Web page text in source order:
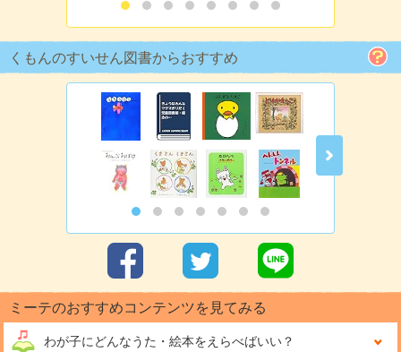
くもんのすいせん図書からおすすめ
ミーテのおすすめコンテンツを見てみる
わが子にどんなうた・絵本をえらべばいい？